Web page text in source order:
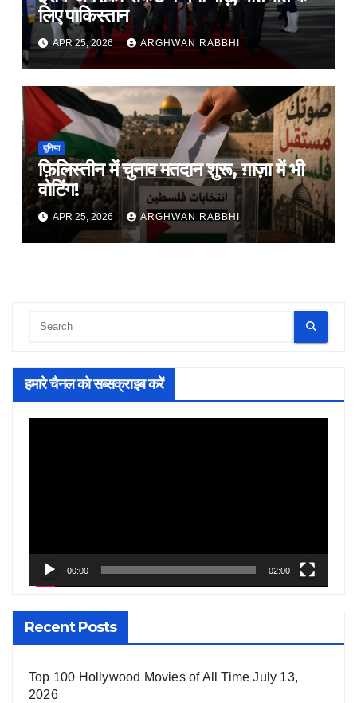
लिए पाकिस्तान
APR 25, 2026 ARGHWAN RABBHI
दुनिया
फ़िलिस्तीन में चुनाव मतदान शुरू, ग़ाज़ा में भी
वोटिंग!
APR 25, 2026 ARGHWAN RABBHI
हमारे चैनल को सब्सक्राइब करें
00:00 02:00
Recent Posts
Top 100 Hollywood Movies of All Time July 13,
2026